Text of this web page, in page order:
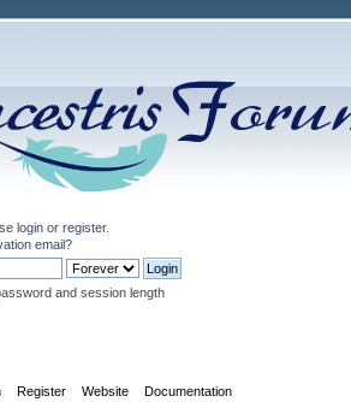
loginor register.
email?
and session length
Register Website Documentation